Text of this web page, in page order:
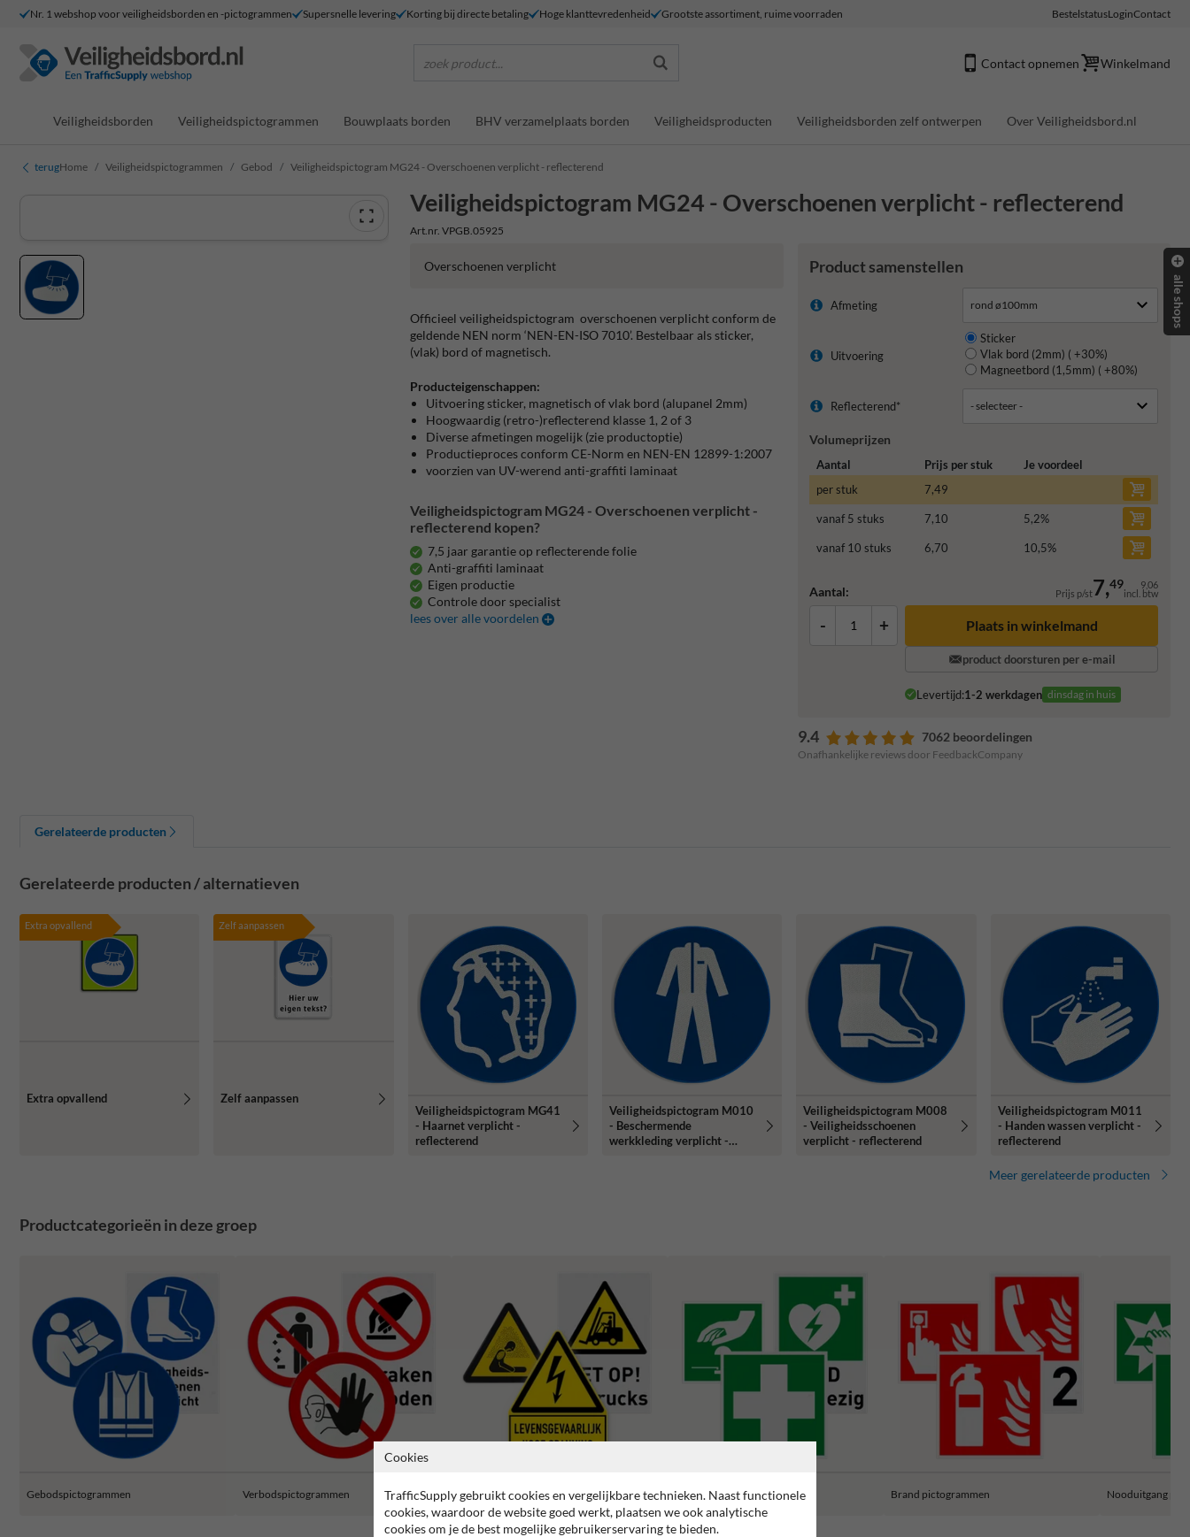
Nr. 1 webshop voor veiligheidsborden en -pictogrammen Supersnelle levering Korting bij directe betaling Hoge klanttevredenheid Grootste assortiment, ruime voorraden BestelstatusLoginContact
zoek product... Contact opnemen Winkelmand
Veiligheidsborden Veiligheidspictogrammen Bouwplaats borden BHV verzamelplaats borden Veiligheidsproducten Veiligheidsborden zelf ontwerpen Over Veiligheidsbord.nl
terugHome Veiligheidspictogrammen Gebod Veiligheidspictogram MG24 - Overschoenen verplicht - reflecterend
Veiligheidspictogram MG24 - Overschoenen verplicht - reflecterend
Art.nr. VPGB.05925
Product samenstellen
Afmeting
Uitvoering
Sticker
Vlak bord (2mm) ( +30%)
Magneetbord (1,5mm) ( +80%)
Reflecterend*
Volumeprijzen
Aantal Prijs per stuk
Je voordeel
per stuk
7,49
vanaf 5 stuks 7,10 5,2%
vanaf 10 stuks 6,70 10,5%
Aantal: Prijs p/st7,49 9,06
incl. btw
- + Plaats in winkelmand
product doorsturen per e-mail
Levertijd:1-2 werkdagen dinsdag in huis
9.4 7062 beoordelingen
Onafhankelijke reviews door FeedbackCompany
Overschoenen verplicht
Officieel veiligheidspictogram overschoenen verplicht conform de
geldende NEN norm ‘NEN-EN-ISO 7010’. Bestelbaar als sticker,
(vlak) bord of magnetisch.
Producteigenschappen:
Uitvoering sticker, magnetisch of vlak bord (alupanel 2mm)
Hoogwaardig (retro-)reflecterend klasse 1, 2 of 3
Diverse afmetingen mogelijk (zie productoptie)
Productieproces conform CE-Norm en NEN-EN 12899-1:2007
voorzien van UV-werend anti-graffiti laminaat
Veiligheidspictogram MG24 - Overschoenen verplicht -
reflecterend kopen?
7,5 jaar garantie op reflecterende folie
Anti-graffiti laminaat
Eigen productie
Controle door specialist
lees over alle voordelen
Gerelateerde producten
Gerelateerde producten / alternatieven
Extra opvallend
Extra opvallend
Zelf aanpassen
Zelf aanpassen
Veiligheidspictogram MG41
- Haarnet verplicht -
reflecterend
Veiligheidspictogram M010
- Beschermende
werkkleding verplicht -
Veiligheidspictogram M008
- Veiligheidsschoenen
verplicht - reflecterend
Veiligheidspictogram M011
- Handen wassen verplicht -
reflecterend
Meer gerelateerde producten
Productcategorieën in deze groep
Gebodspictogrammen Verbodspictogrammen Waarschuwingspictogrammen Reddingspictogrammen Brand pictogrammen Nooduitgang
alle shops
Cookies
TrafficSupply gebruikt cookies en vergelijkbare technieken. Naast functionele
cookies, waardoor de website goed werkt, plaatsen we ook analytische
cookies om je de best mogelijke gebruikerservaring te bieden.